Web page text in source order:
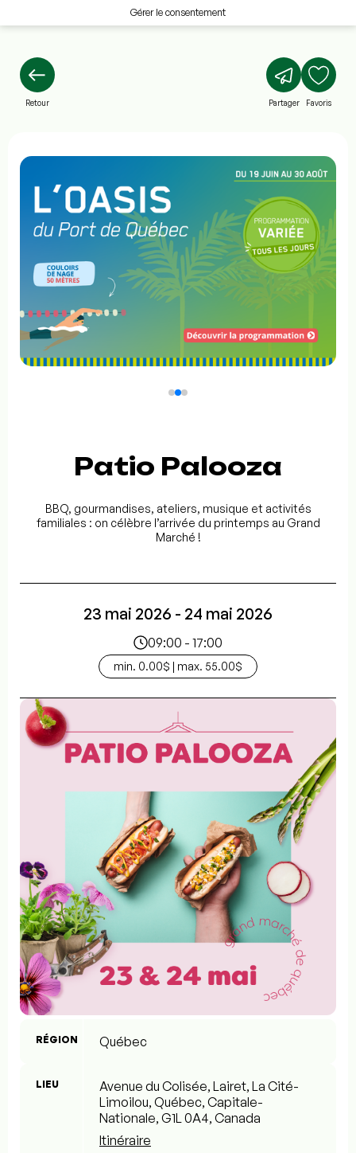
Gérer le consentement
Retour Partager Favoris
Patio Palooza
BBQ, gourmandises, ateliers, musique et activités
familiales : on célèbre l’arrivée du printemps au Grand
Marché !
23 mai 2026 - 24 mai 2026
09:00 - 17:00
min. 0.00$ | max. 55.00$
RÉGION Québec
LIEU
Avenue du Colisée, Lairet, La Cité-
Limoilou, Québec, Capitale-
Nationale, G1L 0A4, Canada
Itinéraire